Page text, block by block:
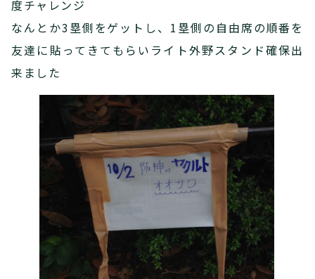
度チャレンジ
なんとか3塁側をゲットし、1塁側の自由席の順番を
友達に貼ってきてもらいライト外野スタンド確保出
来ました